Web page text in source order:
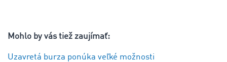
Mohlo by vás tiež zaujímať:
Uzavretá burza ponúka veľké možnosti